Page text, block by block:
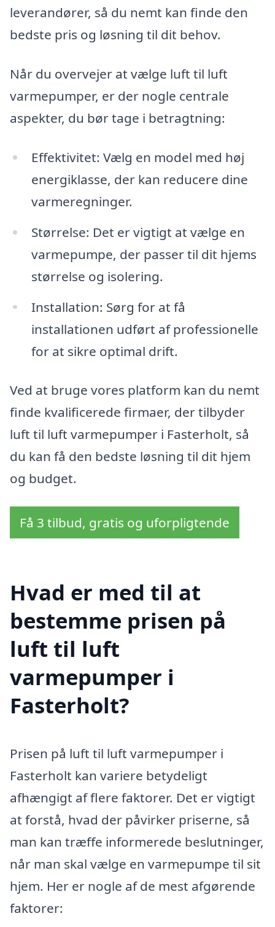
leverandører, så du nemt kan finde den
bedste pris og løsning til dit behov.
Når du overvejer at vælge luft til luft
varmepumper, er der nogle centrale
aspekter, du bør tage i betragtning:
Effektivitet: Vælg en model med høj
energiklasse, der kan reducere dine
varmeregninger.
Størrelse: Det er vigtigt at vælge en
varmepumpe, der passer til dit hjems
størrelse og isolering.
Installation: Sørg for at få
installationen udført af professionelle
for at sikre optimal drift.
Ved at bruge vores platform kan du nemt
finde kvalificerede firmaer, der tilbyder
luft til luft varmepumper i Fasterholt, så
du kan få den bedste løsning til dit hjem
og budget.
Få 3 tilbud, gratis og uforpligtende
Hvad er med til at
bestemme prisen på
luft til luft
varmepumper i
Fasterholt?
Prisen på luft til luft varmepumper i
Fasterholt kan variere betydeligt
afhængigt af flere faktorer. Det er vigtigt
at forstå, hvad der påvirker priserne, så
man kan træffe informerede beslutninger,
når man skal vælge en varmepumpe til sit
hjem. Her er nogle af de mest afgørende
faktorer: